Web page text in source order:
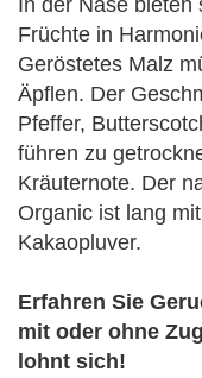
In der Nase
Früchte in
Geröstetes Malz
Äpflen. Der
Pfeffer,
führen zu
Kräuternote. Der
Organic ist lang
Kakaopluver.
Erfahren Sie
mit oder ohne
lohnt sich!